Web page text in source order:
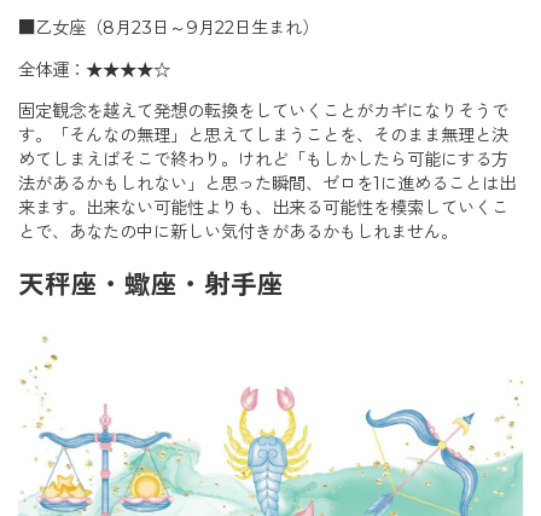
■乙女座（8月23日～9月22日生まれ）
全体運：★★★★☆
固定観念を越えて発想の転換をしていくことがカギになりそうで
す。「そんなの無理」と思えてしまうことを、そのまま無理と決
めてしまえばそこで終わり。けれど「もしかしたら可能にする方
法があるかもしれない」と思った瞬間、ゼロを1に進めることは出
来ます。出来ない可能性よりも、出来る可能性を模索していくこ
とで、あなたの中に新しい気付きがあるかもしれません。
天秤座・蠍座・射手座